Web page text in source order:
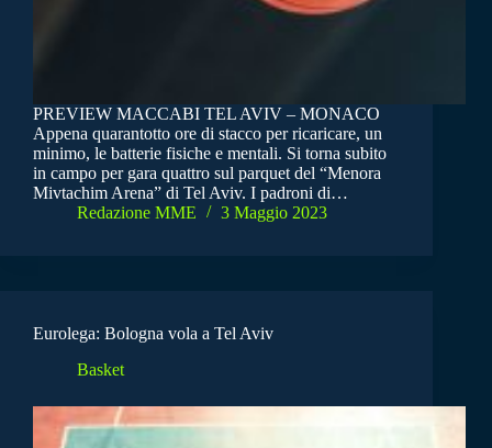
PREVIEW MACCABI TEL AVIV – MONACO
Appena quarantotto ore di stacco per ricaricare, un
minimo, le batterie fisiche e mentali. Si torna subito
in campo per gara quattro sul parquet del “Menora
Mivtachim Arena” di Tel Aviv. I padroni di…
Redazione MME
3 Maggio 2023
Eurolega: Bologna vola a Tel Aviv
Basket